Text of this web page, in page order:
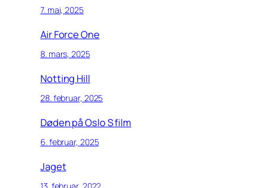
7. mai, 2025
Air Force One
8. mars, 2025
Notting Hill
28. februar, 2025
Døden på Oslo S film
6. februar, 2025
Jaget